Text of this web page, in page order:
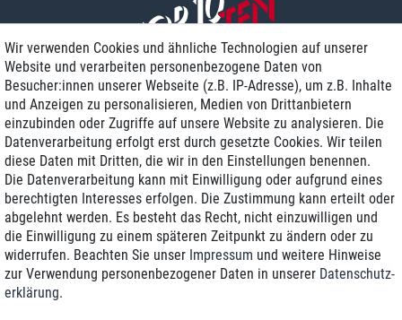
Zustellung am nächsten Werktag
Günstiger Versand
Generalüberholt mit Garantie
+49 8989 96160*
Wir verwenden Cookies und ähnliche Technologien auf unserer
Website und verarbeiten personenbezogene Daten von
Besucher:innen unserer Webseite (z.B. IP-Adresse), um z.B. Inhalte
und Anzeigen zu personalisieren, Medien von Drittanbietern
einzubinden oder Zugriffe auf unsere Website zu analysieren. Die
Datenverarbeitung erfolgt erst durch gesetzte Cookies. Wir teilen
diese Daten mit Dritten, die wir in den Einstellungen benennen.
Die Datenverarbeitung kann mit Einwilligung oder aufgrund eines
berechtigten Interesses erfolgen. Die Zustimmung kann erteilt oder
abgelehnt werden. Es besteht das Recht, nicht einzuwilligen und
die Einwilligung zu einem späteren Zeitpunkt zu ändern oder zu
widerrufen. Beachten Sie unser Impressum und weitere Hinweise
zur Verwendung personenbezogener Daten in unserer Daten­schutz­
erklärung.